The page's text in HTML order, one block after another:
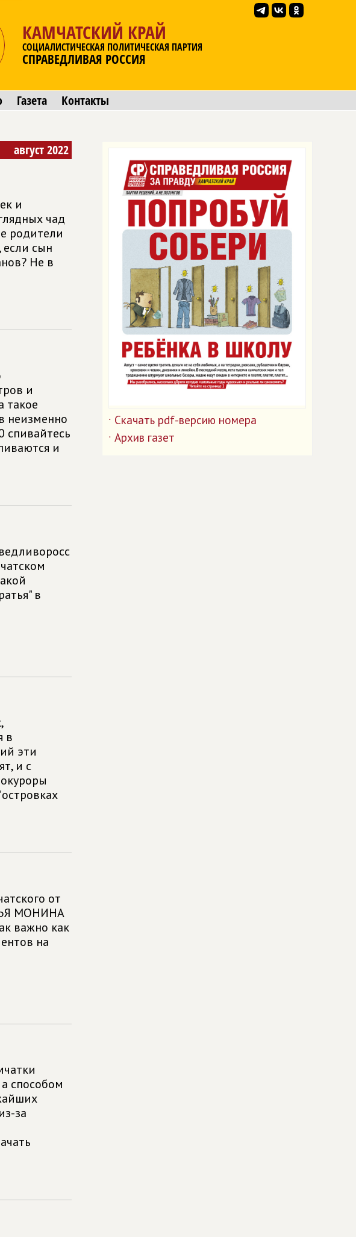
КАМЧАТСКИЙ КРАЙ
СОЦИАЛИСТИЧЕСКАЯ ПОЛИТИЧЕСКАЯ ПАРТИЯ
СПРАВЕДЛИВАЯ РОССИЯ
Газета Контакты
август 2022
и
чад
родители
если сын
Не в
и
такое
неизменно
спивайтесь
и
в
в
эти
и с
от
МОНИНА
важно как
на
способом
за
˙ Скачать pdf-версию номера
˙ Архив газет